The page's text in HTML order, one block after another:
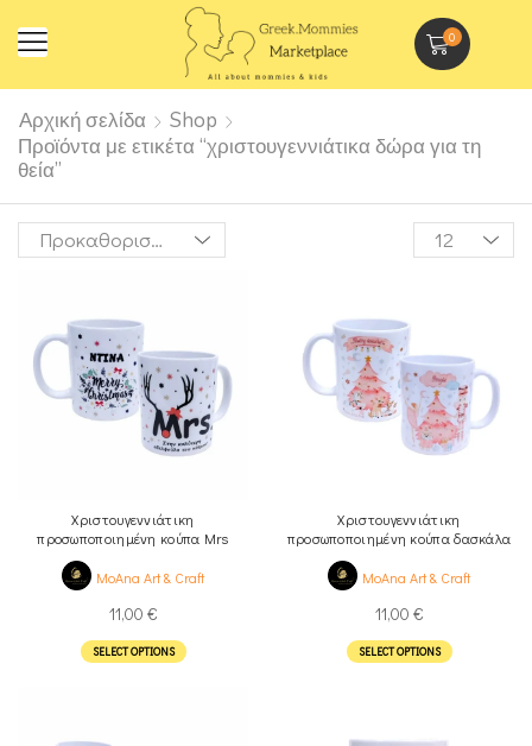
0
Αρχική σελίδα
Shop
Προϊόντα με ετικέτα “χριστουγεννιάτικα δώρα για τη
θεία”
Χριστουγεννιάτικη
προσωποποιημένη κούπα Mrs
MoAna Art & Craft
11,00 €
SELECT OPTIONS
Χριστουγεννιάτικη
προσωποποιημένη κούπα δασκάλα
MoAna Art & Craft
11,00 €
SELECT OPTIONS